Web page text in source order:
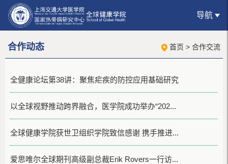
导航
合作动态 首页 > 合作交流
全健康论坛第38讲：聚焦疟疾的防控应用基础研究
以全球视野推动跨界融合，医学院成功举办“202...
全球健康学院获世卫组织学院致信感谢 携手推进...
爱思唯尔全球期刊高级副总裁Erik Rovers一行访...